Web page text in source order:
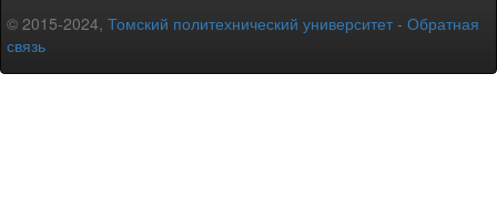
© 2015-2024, Томский политехнический университет - Обратная
связь